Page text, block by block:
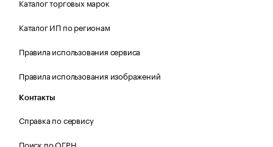
Каталог торговых марок
Каталог ИП по регионам
Правила использования сервиса
Правила использования изображений
Контакты
Справка по сервису
Поиск по ОГРН